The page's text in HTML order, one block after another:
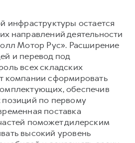
инфраструктуры остается
направлений деятельности
Мотор Рус». Расширение
и перевод под
всех складских
компании сформировать
обеспечив
по первому
поставка
поможет дилерским
высокий уровень